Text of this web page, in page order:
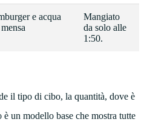
e acqua
Mangiato
da solo alle
1:50.
il tipo di cibo, la quantità, dove è
un modello base che mostra tutte